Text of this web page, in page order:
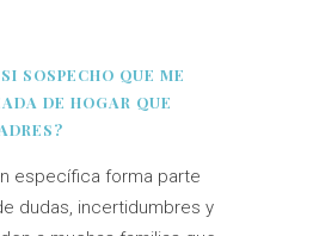
SOSPECHO QUE ME
DE HOGAR QUE
específica forma parte
dudas, incertidumbres y